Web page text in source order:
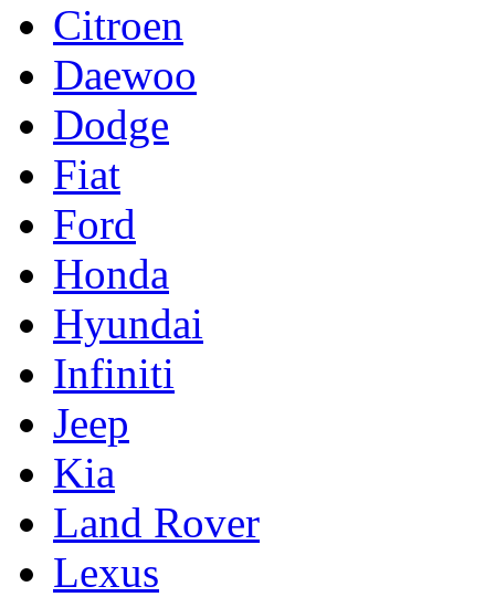
Citroen
Daewoo
Dodge
Fiat
Ford
Honda
Hyundai
Infiniti
Jeep
Kia
Land Rover
Lexus